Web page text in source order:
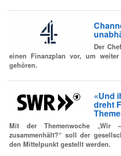
Der
einen Finanzplan vor, um
gehören.
«Und
dreht
Mit der Themenwoche „Wir
zusammenhält?“ soll der
den Mittelpunkt gestellt werden.